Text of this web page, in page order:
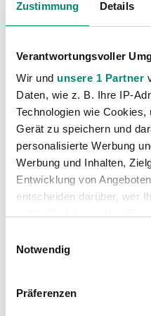
Zustimmung Details
Verantwortungsvoller
Wir und unsere 1 Partner
Daten, wie z. B. Ihre IP-
Technologien wie
Gerät zu speichern und
personalisierte Werbung
Werbung und Inhalten,
Entwicklung von
entscheiden darüber, wer
Trigger Symbol ändern
Erfahren Sie mehr
verarbeitet werden, und
Notwendig
Präferenzen
VORIGER NEWSEINTRAG
1:1 Unentschieden der JWR gegen St. Anna
WEITERE NEWS